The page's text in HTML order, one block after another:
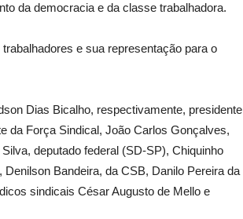
da democracia e da classe trabalhadora.
e sua representação para o
Dias Bicalho, respectivamente, presidente
da Força Sindical, João Carlos Gonçalves,
deputado federal (SD-SP), Chiquinho
Bandeira, da CSB, Danilo Pereira da
sindicais César Augusto de Mello e